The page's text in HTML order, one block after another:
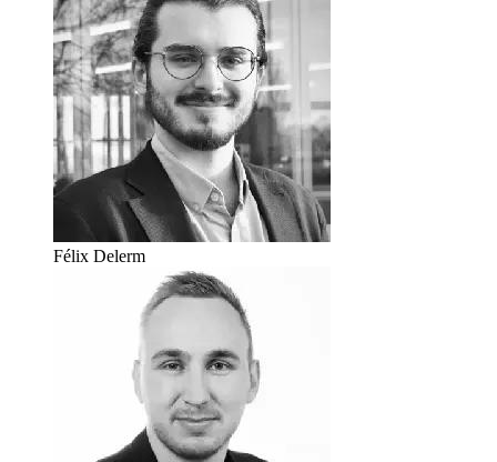
Félix Delerm